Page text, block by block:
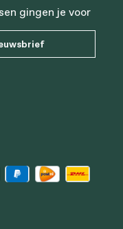
gingen je voor